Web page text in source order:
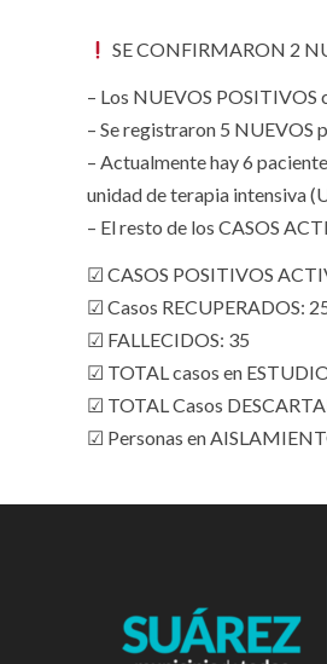
SE CONFIRMARON 2
– Los NUEVOS POSITIVOS
– Se registraron 5 NUEVOS
– Actualmente hay 6
unidad de terapia intensiva
– El resto de los CASOS
☑ CASOS POSITIVOS
☑ Casos RECUPERADOS:
☑ FALLECIDOS: 35
☑ TOTAL casos en
☑ TOTAL Casos
☑ Personas en